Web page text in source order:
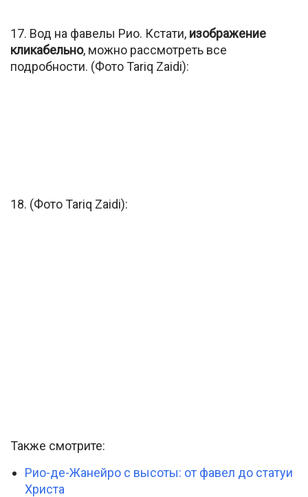
17. Вод на фавелы Рио. Кстати, изображение
кликабельно, можно рассмотреть все
подробности. (Фото Tariq Zaidi):
18. (Фото Tariq Zaidi):
Также смотрите:
Рио-де-Жанейро с высоты: от фавел до статуи
Христа